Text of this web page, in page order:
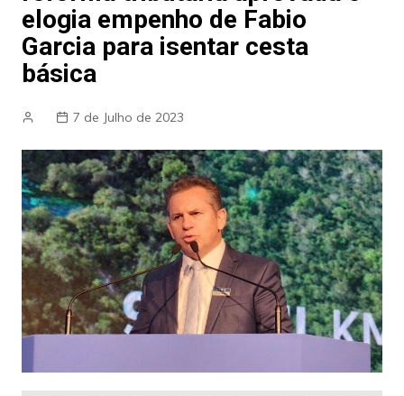
elogia empenho de Fabio
Garcia para isentar cesta
básica
7 de Julho de 2023